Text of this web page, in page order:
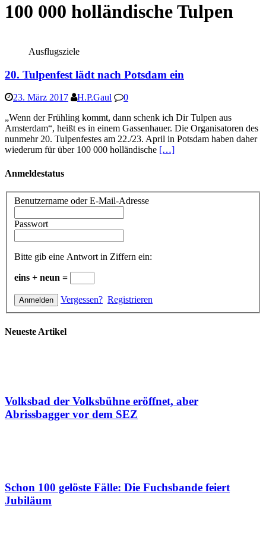
100 000 holländische Tulpen
Ausflugsziele
20. Tulpenfest lädt nach Potsdam ein
23. März 2017 H.P.Gaul
0
„Wenn der Frühling kommt, dann schenk ich Dir Tulpen aus
Amsterdam“, heißt es in einem Gassenhauer. Die Organisatoren des
nunmehr 20. Tulpenfestes am 22./23. April in Potsdam haben daher
wiederum für über 100 000 holländische […]
Anmeldestatus
Benutzername oder E-Mail-Adresse
Passwort
Bitte gib eine Antwort in Ziffern ein:
eins + neun =
Vergessen? Registrieren
Neueste Artikel
Volksbad der Volksbühne eröffnet, aber
Abrissbagger vor dem SEZ
Schon 100 gelöste Fälle: Die Fuchsbande feiert
Jubiläum